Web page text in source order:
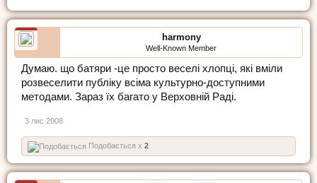
harmony
Well-Known Member
Думаю. що батяри -це просто веселі хлопці, які вміли
розвеселити публіку всіма культурно-доступними
методами. Зараз їх багато у Верховній Раді.
3 лис 2008
Подобається x 2